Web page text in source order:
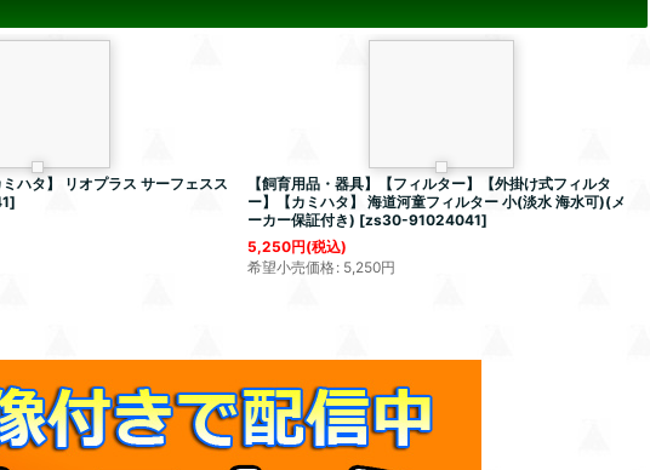
ミハタ】 リオプラス サーフェスス
]
【飼育用品・器具】【フィルター】【外掛け式フィルタ
ー】【カミハタ】 海道河童フィルター 小(淡水 海水可)(メ
ーカー保証付き) [zs30-91024041]
5,250円(税込)
希望小売価格: 5,250円